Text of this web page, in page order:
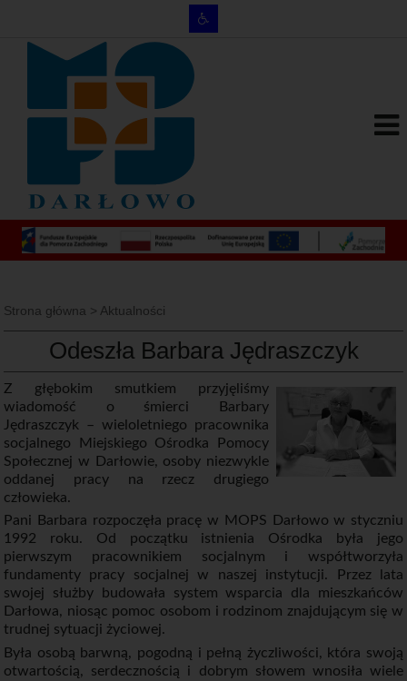
Strona główna > Aktualności
Odeszła Barbara Jędraszczyk
Z głębokim smutkiem przyjęliśmy
wiadomość o śmierci Barbary
Jędraszczyk – wieloletniego pracownika
socjalnego Miejskiego Ośrodka Pomocy
Społecznej w Darłowie, osoby niezwykle
oddanej pracy na rzecz drugiego
człowieka.
Pani Barbara rozpoczęła pracę w MOPS Darłowo w styczniu
1992 roku. Od początku istnienia Ośrodka była jego
pierwszym pracownikiem socjalnym i współtworzyła
fundamenty pracy socjalnej w naszej instytucji. Przez lata
swojej służby budowała system wsparcia dla mieszkańców
Darłowa, niosąc pomoc osobom i rodzinom znajdującym się w
trudnej sytuacji życiowej.
Była osobą barwną, pogodną i pełną życzliwości, która swoją
otwartością, serdecznością i dobrym słowem wnosiła wiele